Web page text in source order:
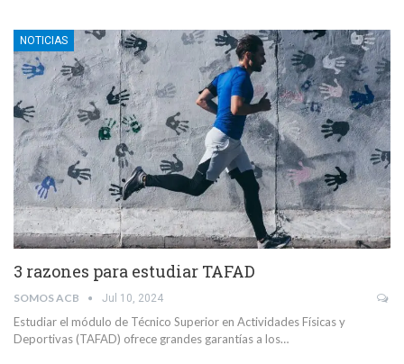
NOTICIAS
3 razones para estudiar TAFAD
SOMOS ACB Jul 10, 2024
Estudiar el módulo de Técnico Superior en Actividades Físicas y
Deportivas (TAFAD) ofrece grandes garantías a los…